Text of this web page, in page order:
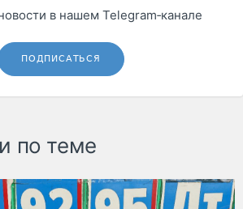
в нашем Telegram‑канале
ПОДПИСАТЬСЯ
по теме